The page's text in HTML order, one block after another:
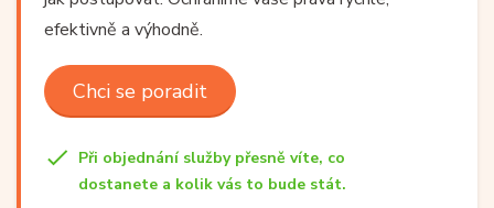
efektivně a výhodně.
Chci se poradit
Při objednání služby přesně víte, co
dostanete a kolik vás to bude stát.